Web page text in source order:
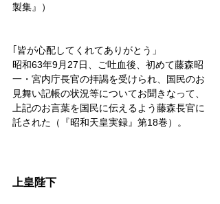
製集』）
｢皆が心配してくれてありがとう」
昭和63年9月27日、ご吐血後、初めて藤森昭
一・宮内庁長官の拝謁を受けられ、国民のお
見舞い記帳の状況等についてお聞きなって、
上記のお言葉を国民に伝えるよう藤森長官に
託された（『昭和天皇実録』第18巻）。
上皇陛下